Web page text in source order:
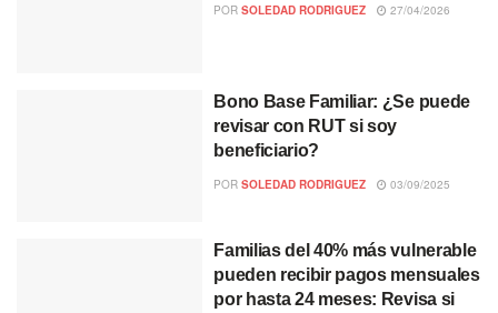
PORSOLEDAD RODRIGUEZ 27/04/2026
Bono Base Familiar: ¿Se puede
revisar con RUT si soy
beneficiario?
PORSOLEDAD RODRIGUEZ 03/09/2025
Familias del 40% más vulnerable
pueden recibir pagos mensuales
por hasta 24 meses: Revisa si